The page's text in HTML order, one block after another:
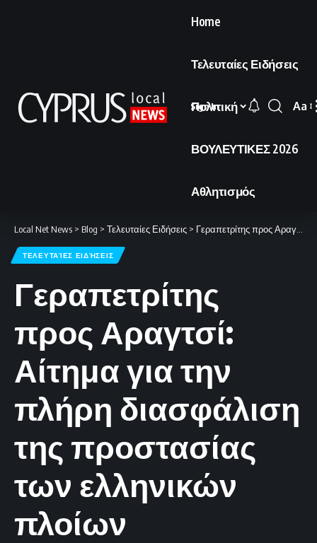
Home
Τελευταίες Ειδήσεις
Πολιτική
ΒΟΥΛΕΥΤΙΚΕΣ 2026
Αθλητισμός
Sign In
Font
Aa
Local Net News > Blog > Τελευταίες Ειδήσεις > Γεραπετρίτης προς Αραγτσί: Αίτημα για την πλήρη διασφάλιση της προστασίας των ελληνικών πλοίων
ΤΕΛΕΥΤΑΊΕΣ ΕΙΔΉΣΕΙΣ
Γεραπετρίτης
προς Αραγτσί:
Αίτημα για την
πλήρη διασφάλιση
της προστασίας
των ελληνικών
πλοίων